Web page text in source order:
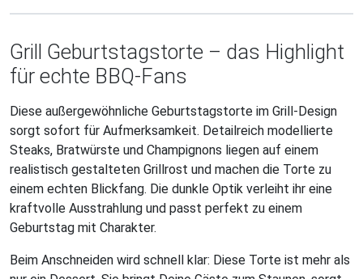
Grill Geburtstagstorte – das Highlight
für echte BBQ-Fans
Diese außergewöhnliche Geburtstagstorte im Grill-Design
sorgt sofort für Aufmerksamkeit. Detailreich modellierte
Steaks, Bratwürste und Champignons liegen auf einem
realistisch gestalteten Grillrost und machen die Torte zu
einem echten Blickfang. Die dunkle Optik verleiht ihr eine
kraftvolle Ausstrahlung und passt perfekt zu einem
Geburtstag mit Charakter.
Beim Anschneiden wird schnell klar: Diese Torte ist mehr als